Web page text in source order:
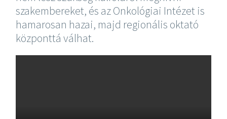
szakembereket, és az Onkológiai Intézet is
hamarosan hazai, majd regionális oktató
központtá válhat.